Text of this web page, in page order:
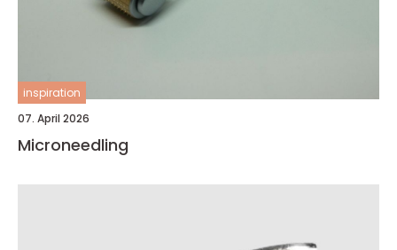
inspiration
07. April 2026
Microneedling